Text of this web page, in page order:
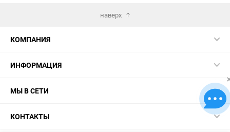
наверх
КОМПАНИЯ
ИНФОРМАЦИЯ
МЫ В СЕТИ
КОНТАКТЫ